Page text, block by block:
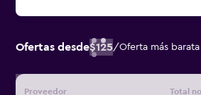
Ofertas desde$125/Oferta más
Proveedor Total